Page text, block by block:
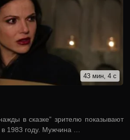
43 мин, 4 с
в сказке” зрителю показывают
1983 году. Мужчина …